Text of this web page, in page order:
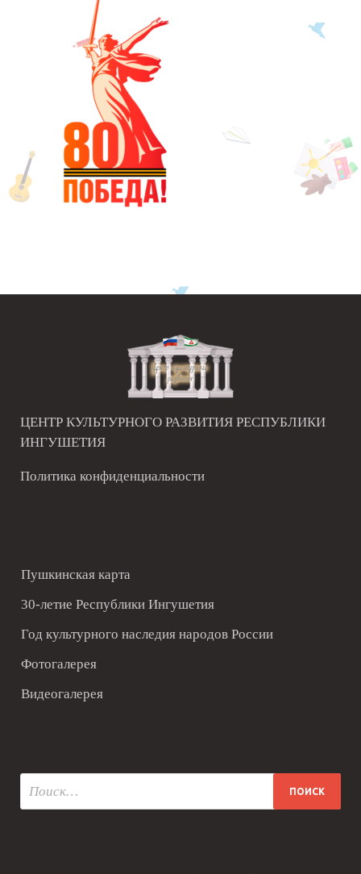
ЦЕНТР КУЛЬТУРНОГО РАЗВИТИЯ РЕСПУБЛИКИ
ИНГУШЕТИЯ
Политика конфиденциальности
Пушкинская карта
30-летие Республики Ингушетия
Год культурного наследия народов России
Фотогалерея
Видеогалерея